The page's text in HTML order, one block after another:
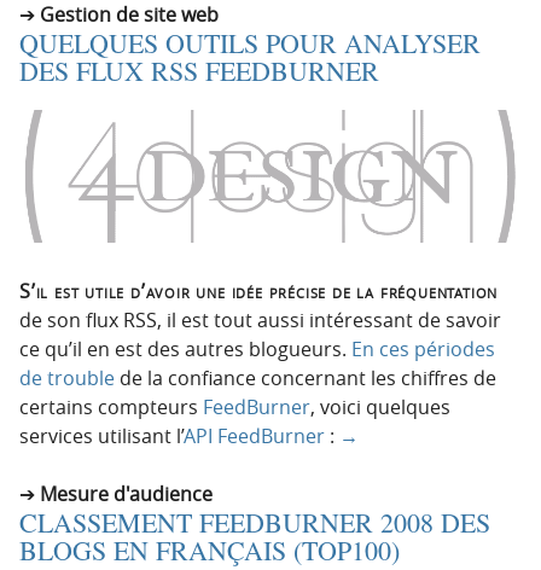
Gestion de site web
QUELQUES OUTILS POUR ANALYSER
DES FLUX RSS FEEDBURNER
S’il est utile d’avoir une idée précise de la fréquentation
de son flux RSS, il est tout aussi intéressant de savoir
ce qu’il en est des autres blogueurs. En ces périodes
detrouble de la confiance concernant les chiffres de
certains compteurs FeedBurner, voici quelques
services utilisant l’API FeedBurner : →
Mesure d'audience
CLASSEMENT FEEDBURNER 2008 DES
BLOGS EN FRANÇAIS (TOP100)